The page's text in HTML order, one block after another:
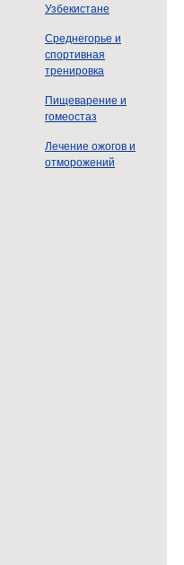
Узбекистане
Среднегорье и
спортивная
тренировка
Пищеварение и
гомеостаз
Лечение ожогов и
отморожений